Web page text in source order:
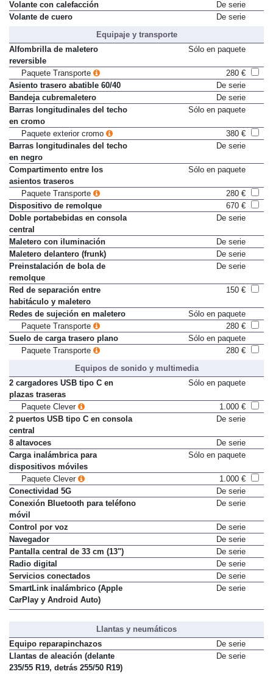
Volante con calefacción
De serie
Volante de cuero
De serie
Equipaje y transporte
Alfombrilla de maletero
reversible
Sólo en paquete
Paquete Transporte
280 €
Asiento trasero abatible 60/40
De serie
Bandeja cubremaletero
De serie
Barras longitudinales del techo
en cromo
Sólo en paquete
Paquete exterior cromo
380 €
Barras longitudinales del techo
en negro
De serie
Compartimento entre los
asientos traseros
Sólo en paquete
Paquete Transporte
280 €
Dispositivo de remolque
670 €
Doble portabebidas en consola
central
De serie
Maletero con iluminación
De serie
Maletero delantero (frunk)
De serie
Preinstalación de bola de
remolque
De serie
Red de separación entre
habitáculo y maletero
150 €
Redes de sujeción en maletero
Sólo en paquete
Paquete Transporte
280 €
Suelo de carga trasero plano
Sólo en paquete
Paquete Transporte
280 €
Equipos de sonido y multimedia
2 cargadores USB tipo C en
plazas traseras
Sólo en paquete
Paquete Clever
1.000 €
2 puertos USB tipo C en consola
central
De serie
8 altavoces
De serie
Carga inalámbrica para
dispositivos móviles
Sólo en paquete
Paquete Clever
1.000 €
Conectividad 5G
De serie
Conexión Bluetooth para teléfono
móvil
De serie
Control por voz
De serie
Navegador
De serie
Pantalla central de 33 cm (13")
De serie
Radio digital
De serie
Servicios conectados
De serie
SmartLink inalámbrico (Apple
CarPlay y Android Auto)
De serie
Llantas y neumáticos
Equipo reparapinchazos
De serie
Llantas de aleación (delante
235/55 R19, detrás 255/50 R19)
De serie